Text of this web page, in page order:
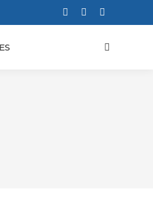
opensopens
Buscar: